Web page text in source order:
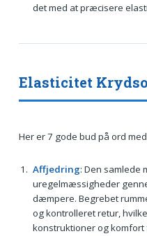
det med at præcisere
Elasticitet
Her er 7 gode bud på ord
Affjedring: Den samlede
uregelmæssigheder
dæmpere. Begrebet
og kontrolleret retur,
konstruktioner og